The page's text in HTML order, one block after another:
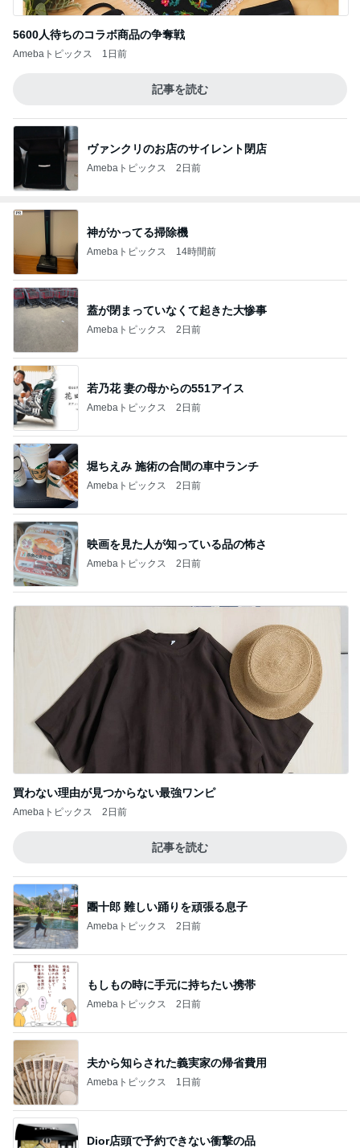
5600人待ちのコラボ商品の争奪戦
Amebaトピックス 1日前
記事を読む
ヴァンクリのお店のサイレント閉店
Amebaトピックス 2日前
神がかってる掃除機
Amebaトピックス 14時間前
蓋が閉まっていなくて起きた大惨事
Amebaトピックス 2日前
若乃花 妻の母からの551アイス
Amebaトピックス 2日前
堀ちえみ 施術の合間の車中ランチ
Amebaトピックス 2日前
映画を見た人が知っている品の怖さ
Amebaトピックス 2日前
買わない理由が見つからない最強ワンピ
Amebaトピックス 2日前
記事を読む
團十郎 難しい踊りを頑張る息子
Amebaトピックス 2日前
もしもの時に手元に持ちたい携帯
Amebaトピックス 2日前
夫から知らされた義実家の帰省費用
Amebaトピックス 1日前
Dior店頭で予約できない衝撃の品